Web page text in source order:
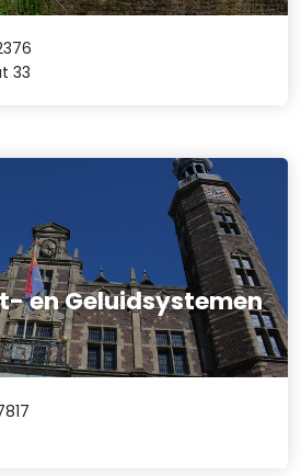
33
en Geluidsystemen